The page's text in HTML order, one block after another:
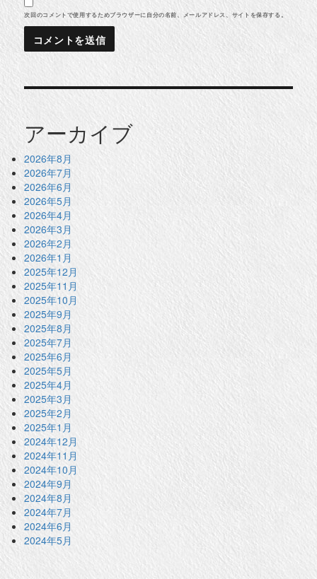
次回のコメントで使用するためブラウザーに自分の名前、メールアドレス、サイトを保存する。
アーカイブ
2026年8月
2026年7月
2026年6月
2026年5月
2026年4月
2026年3月
2026年2月
2026年1月
2025年12月
2025年11月
2025年10月
2025年9月
2025年8月
2025年7月
2025年6月
2025年5月
2025年4月
2025年3月
2025年2月
2025年1月
2024年12月
2024年11月
2024年10月
2024年9月
2024年8月
2024年7月
2024年6月
2024年5月